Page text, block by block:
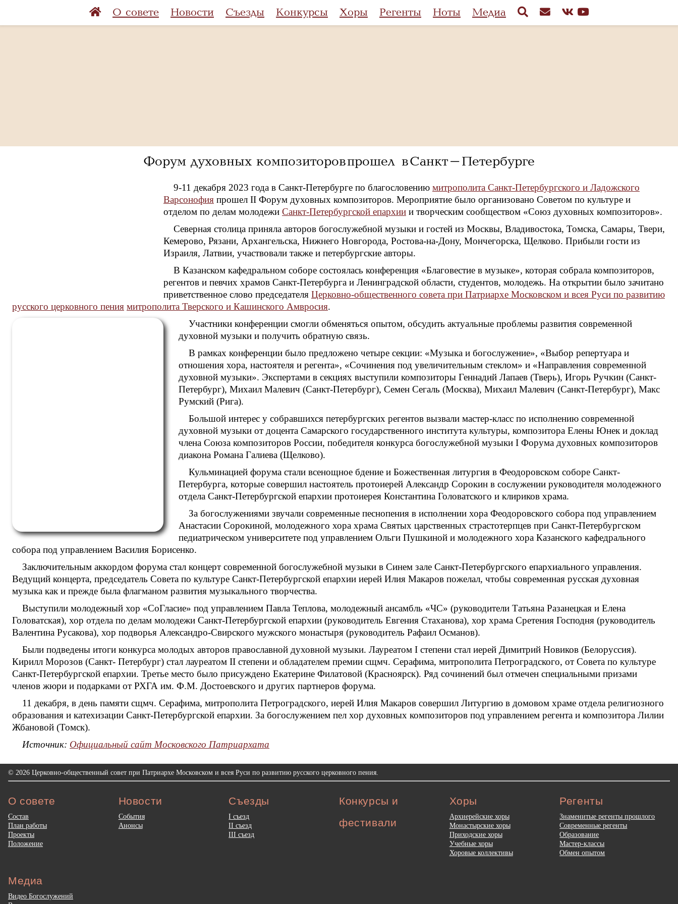
О совете Новости Съезды Конкурсы Хоры Регенты Ноты Медиа
Форум духовных композиторов прошел в Санкт-Петербурге
9-11 декабря 2023 года в Санкт-Петербурге по благословению митрополита Санкт-Петербургского и Ладожского
Варсонофия прошел II Форум духовных композиторов. Мероприятие было организовано Советом по культуре и
отделом по делам молодежи Санкт-Петербургской епархии и творческим сообществом «Союз духовных композиторов».
Северная столица приняла авторов богослужебной музыки и гостей из Москвы, Владивостока, Томска, Самары, Твери,
Кемерово, Рязани, Архангельска, Нижнего Новгорода, Ростова-на-Дону, Мончегорска, Щелково. Прибыли гости из
Израиля, Латвии, участвовали также и петербургские авторы.
В Казанском кафедральном соборе состоялась конференция «Благовестие в музыке», которая собрала композиторов,
регентов и певчих храмов Санкт-Петербурга и Ленинградской области, студентов, молодежь. На открытии было зачитано
приветственное слово председателя Церковно-общественного совета при Патриархе Московском и всея Руси по развитию
русского церковного пения митрополита Тверского и Кашинского Амвросия.
Участники конференции смогли обменяться опытом, обсудить актуальные проблемы развития современной
духовной музыки и получить обратную связь.
В рамках конференции было предложено четыре секции: «Музыка и богослужение», «Выбор репертуара и
отношения хора, настоятеля и регента», «Сочинения под увеличительным стеклом» и «Направления современной
духовной музыки». Экспертами в секциях выступили композиторы Геннадий Лапаев (Тверь), Игорь Ручкин (Санкт-
Петербург), Михаил Малевич (Санкт-Петербург), Семен Сегаль (Москва), Михаил Малевич (Санкт-Петербург), Макс
Румский (Рига).
Большой интерес у собравшихся петербургских регентов вызвали мастер-класс по исполнению современной
духовной музыки от доцента Самарского государственного института культуры, композитора Елены Юнек и доклад
члена Союза композиторов России, победителя конкурса богослужебной музыки I Форума духовных композиторов
диакона Романа Галиева (Щелково).
Кульминацией форума стали всенощное бдение и Божественная литургия в Феодоровском соборе Санкт-
Петербурга, которые совершил настоятель протоиерей Александр Сорокин в сослужении руководителя молодежного
отдела Санкт-Петербургской епархии протоиерея Константина Головатского и клириков храма.
За богослужениями звучали современные песнопения в исполнении хора Феодоровского собора под управлением
Анастасии Сорокиной, молодежного хора храма Святых царственных страстотерпцев при Санкт-Петербургском
педиатрическом университете под управлением Ольги Пушкиной и молодежного хора Казанского кафедрального
собора под управлением Василия Борисенко.
Заключительным аккордом форума стал концерт современной богослужебной музыки в Синем зале Санкт-Петербургского епархиального управления.
Ведущий концерта, председатель Совета по культуре Санкт-Петербургской епархии иерей Илия Макаров пожелал, чтобы современная русская духовная
музыка как и прежде была флагманом развития музыкального творчества.
Выступили молодежный хор «СоГласие» под управлением Павла Теплова, молодежный ансамбль «ЧС» (руководители Татьяна Разанецкая и Елена
Головатская), хор отдела по делам молодежи Санкт-Петербургской епархии (руководитель Евгения Стаханова), хор храма Сретения Господня (руководитель
Валентина Русакова), хор подворья Александро-Свирского мужского монастыря (руководитель Рафаил Османов).
Были подведены итоги конкурса молодых авторов православной духовной музыки. Лауреатом I степени стал иерей Димитрий Новиков (Белоруссия).
Кирилл Морозов (Санкт- Петербург) стал лауреатом II степени и обладателем премии сщмч. Серафима, митрополита Петроградского, от Совета по культуре
Санкт-Петербургской епархии. Третье место было присуждено Екатерине Филатовой (Красноярск). Ряд сочинений был отмечен специальными призами
членов жюри и подарками от РХГА им. Ф.М. Достоевского и других партнеров форума.
11 декабря, в день памяти сщмч. Серафима, митрополита Петроградского, иерей Илия Макаров совершил Литургию в домовом храме отдела религиозного
образования и катехизации Санкт-Петербургской епархии. За богослужением пел хор духовных композиторов под управлением регента и композитора Лилии
Жбановой (Томск).
Источник: Официальный сайт Московского Патриархата
© 2026 Церковно-общественный совет при Патриархе Московском и всея Руси по развитию русского церковного пения.
О совете
Состав
План работы
Проекты
Положение
Новости
События
Анонсы
Съезды
I съезд
II съезд
III съезд
Конкурсы и
фестивали
Хоры
Архиерейские хоры
Монастырские хоры
Приходские хоры
Учебные хоры
Хоровые коллективы
Регенты
Знаменитые регенты прошлого
Современные регенты
Образование
Мастер-классы
Обмен опытом
Медиа
Видео Богослужений